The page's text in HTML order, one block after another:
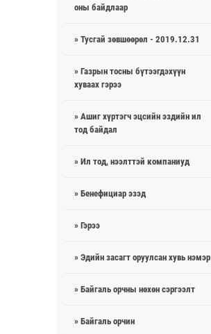
оны байдлаар
» Тусгай зөвшөөрөл - 2019.12.31
» Газрын тосны бүтээгдэхүүн
хуваах гэрээ
» Ашиг хүртэгч эцсийн эздийн ил
тод байдал
» Ил тод, нээлттэй компаниуд
» Бенефициар эзэд
» Гэрээ
» Эдийн засагт оруулсан хувь нэмэр
» Байгаль орчны нөхөн сэргээлт
» Байгаль орчин